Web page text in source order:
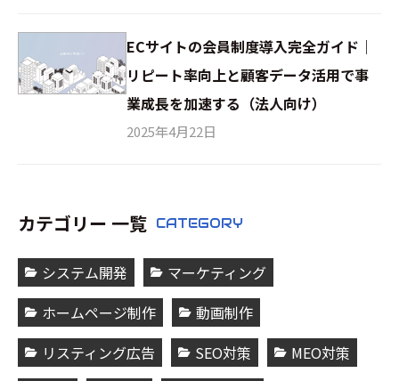
ECサイトの会員制度導入完全ガイド｜
リピート率向上と顧客データ活用で事
業成長を加速する（法人向け）
2025年4月22日
カテゴリー 一覧 CATEGORY
システム開発
マーケティング
ホームページ制作
動画制作
リスティング広告
SEO対策
MEO対策